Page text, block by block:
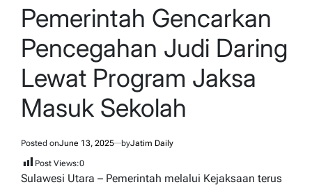
Pemerintah Gencarkan
Pencegahan Judi Daring
Lewat Program Jaksa
Masuk Sekolah
Posted onJune 13, 2025 byJatim Daily
Post Views:0
Sulawesi Utara – Pemerintah melalui Kejaksaan terus